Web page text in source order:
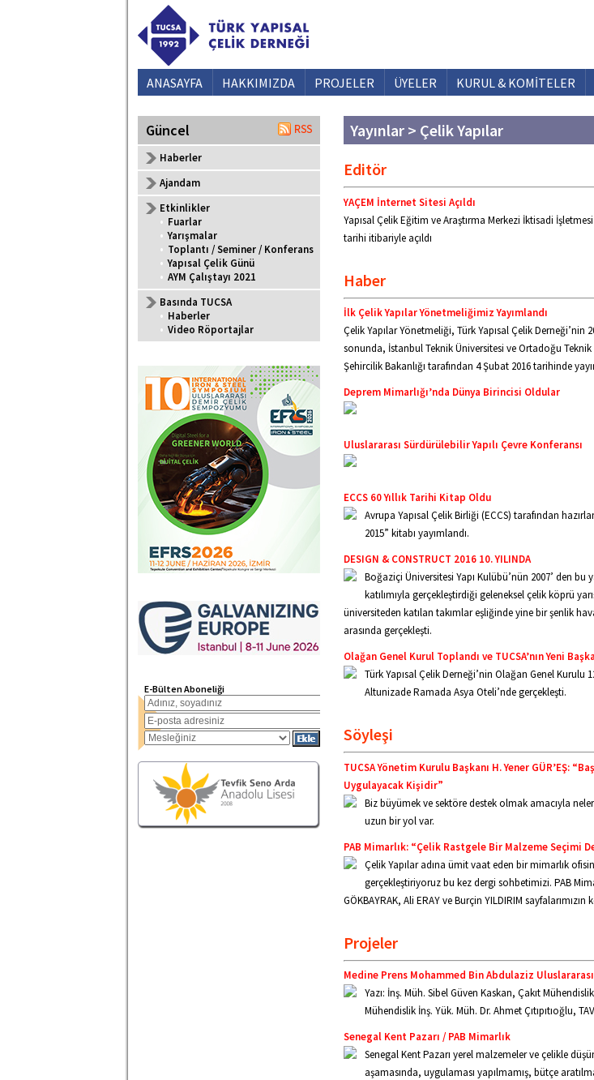
ANASAYFA HAKKIMIZDA PROJELER ÜYELER KURUL & KOMİTELER
Güncel
Haberler
Ajandam
Etkinlikler
• Fuarlar
• Yarışmalar
• Toplantı / Seminer / Konferans
• Yapısal Çelik Günü
• AYM Çalıştayı 2021
Basında TUCSA
• Haberler
• Video Röportajlar
E-Bülten Aboneliği
Yayınlar > Çelik Yapılar
Editör
YAÇEM İnternet Sitesi Açıldı
Yapısal Çelik Eğitim ve Araştırma Merkezi İktisadi
tarihi itibariyle açıldı
Haber
İlk Çelik Yapılar Yönetmeliğimiz Yayımlandı
Çelik Yapılar Yönetmeliği, Türk Yapısal Çelik Derneği’nin
sonunda, İstanbul Teknik Üniversitesi ve Ortadoğu Teknik
Şehircilik Bakanlığı tarafından 4 Şubat 2016 tarihinde
Deprem Mimarlığı’nda Dünya Birincisi Oldular
Uluslararası Sürdürülebilir Yapılı Çevre Konferansı
ECCS 60 Yıllık Tarihi Kitap Oldu
Avrupa Yapısal Çelik Birliği (ECCS) tarafından
2015” kitabı yayımlandı.
DESIGN & CONSTRUCT 2016 10. YILINDA
Boğaziçi Üniversitesi Yapı Kulübü’nün 2007’ den
katılımıyla gerçekleştirdiği geleneksel çelik köprü
üniversiteden katılan takımlar eşliğinde yine bir şenlik
arasında gerçekleşti.
Olağan Genel Kurul Toplandı ve TUCSA’nın Yeni
Türk Yapısal Çelik Derneği’nin Olağan Genel Kurulu
Altunizade Ramada Asya Oteli’nde gerçekleşti.
Söyleşi
TUCSA Yönetim Kurulu Başkanı H. Yener GÜR’EŞ:
Uygulayacak Kişidir”
Biz büyümek ve sektöre destek olmak amacıyla
uzun bir yol var.
PAB Mimarlık: “Çelik Rastgele Bir Malzeme Seçimi
Çelik Yapılar adına ümit vaat eden bir mimarlık
gerçekleştiriyoruz bu kez dergi sohbetimizi. PAB
GÖKBAYRAK, Ali ERAY ve Burçin YILDIRIM sayfalarımızın
Projeler
Medine Prens Mohammed Bin Abdulaziz
Yazı: İnş. Müh. Sibel Güven Kaskan, Çakıt
Mühendislik İnş. Yük. Müh. Dr. Ahmet Çıtıpıtıoğlu,
Senegal Kent Pazarı / PAB Mimarlık
Senegal Kent Pazarı yerel malzemeler ve çelikle
aşamasında, uygulaması yapılmamış, bütçe